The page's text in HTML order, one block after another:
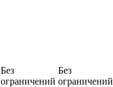
Без
ограничений
Без
ограничений